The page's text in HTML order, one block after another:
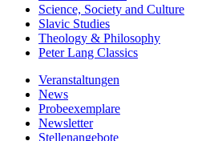
Science, Society and Culture
Slavic Studies
Theology & Philosophy
Peter Lang Classics
Veranstaltungen
News
Probeexemplare
Newsletter
Stellenangebote